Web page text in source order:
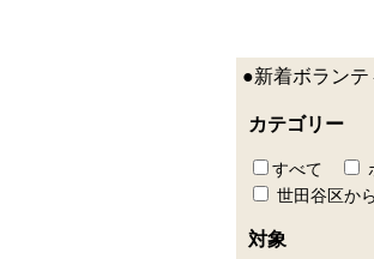
●新着ボラン
カテゴリー
すべて
世田谷区か
対象